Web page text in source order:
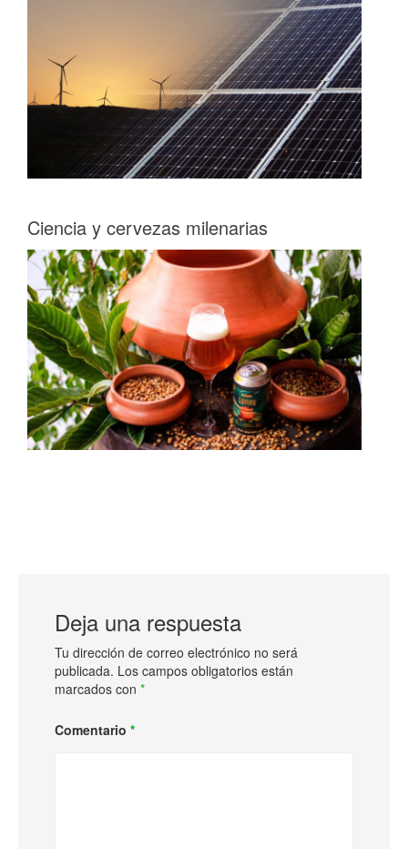
Ciencia y cervezas milenarias
Deja una respuesta
Tu dirección de correo electrónico no será
publicada. Los campos obligatorios están
marcados con *
Comentario *